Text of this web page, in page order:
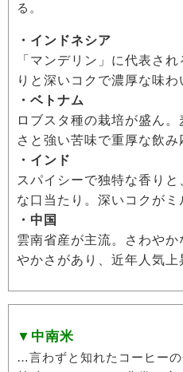
る。
・インドネシア
「マンデリン」に代表さ
りと深いコクで濃厚な味わ
・ベトナム
ロブスタ種の栽培が盛ん
さと強い苦味で重厚な飲み
・インド
スパイシーで独特な香り
な口当たり。深いコクがミ
・中国
雲南省産が主流。さわや
やかさがあり、近年人気上
▼中南米
…言わずと知れたコーヒーの